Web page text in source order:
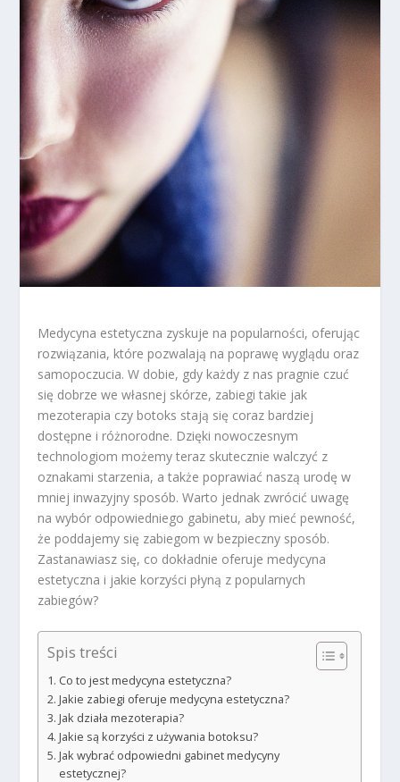
Medycyna estetyczna zyskuje na popularności, oferując
rozwiązania, które pozwalają na poprawę wyglądu oraz
samopoczucia. W dobie, gdy każdy z nas pragnie czuć
się dobrze we własnej skórze, zabiegi takie jak
mezoterapia czy botoks stają się coraz bardziej
dostępne i różnorodne. Dzięki nowoczesnym
technologiom możemy teraz skutecznie walczyć z
oznakami starzenia, a także poprawiać naszą urodę w
mniej inwazyjny sposób. Warto jednak zwrócić uwagę
na wybór odpowiedniego gabinetu, aby mieć pewność,
że poddajemy się zabiegom w bezpieczny sposób.
Zastanawiasz się, co dokładnie oferuje medycyna
estetyczna i jakie korzyści płyną z popularnych
zabiegów?
Spis treści
Co to jest medycyna estetyczna?
Jakie zabiegi oferuje medycyna estetyczna?
Jak działa mezoterapia?
Jakie są korzyści z używania botoksu?
Jak wybrać odpowiedni gabinet medycyny
estetycznej?